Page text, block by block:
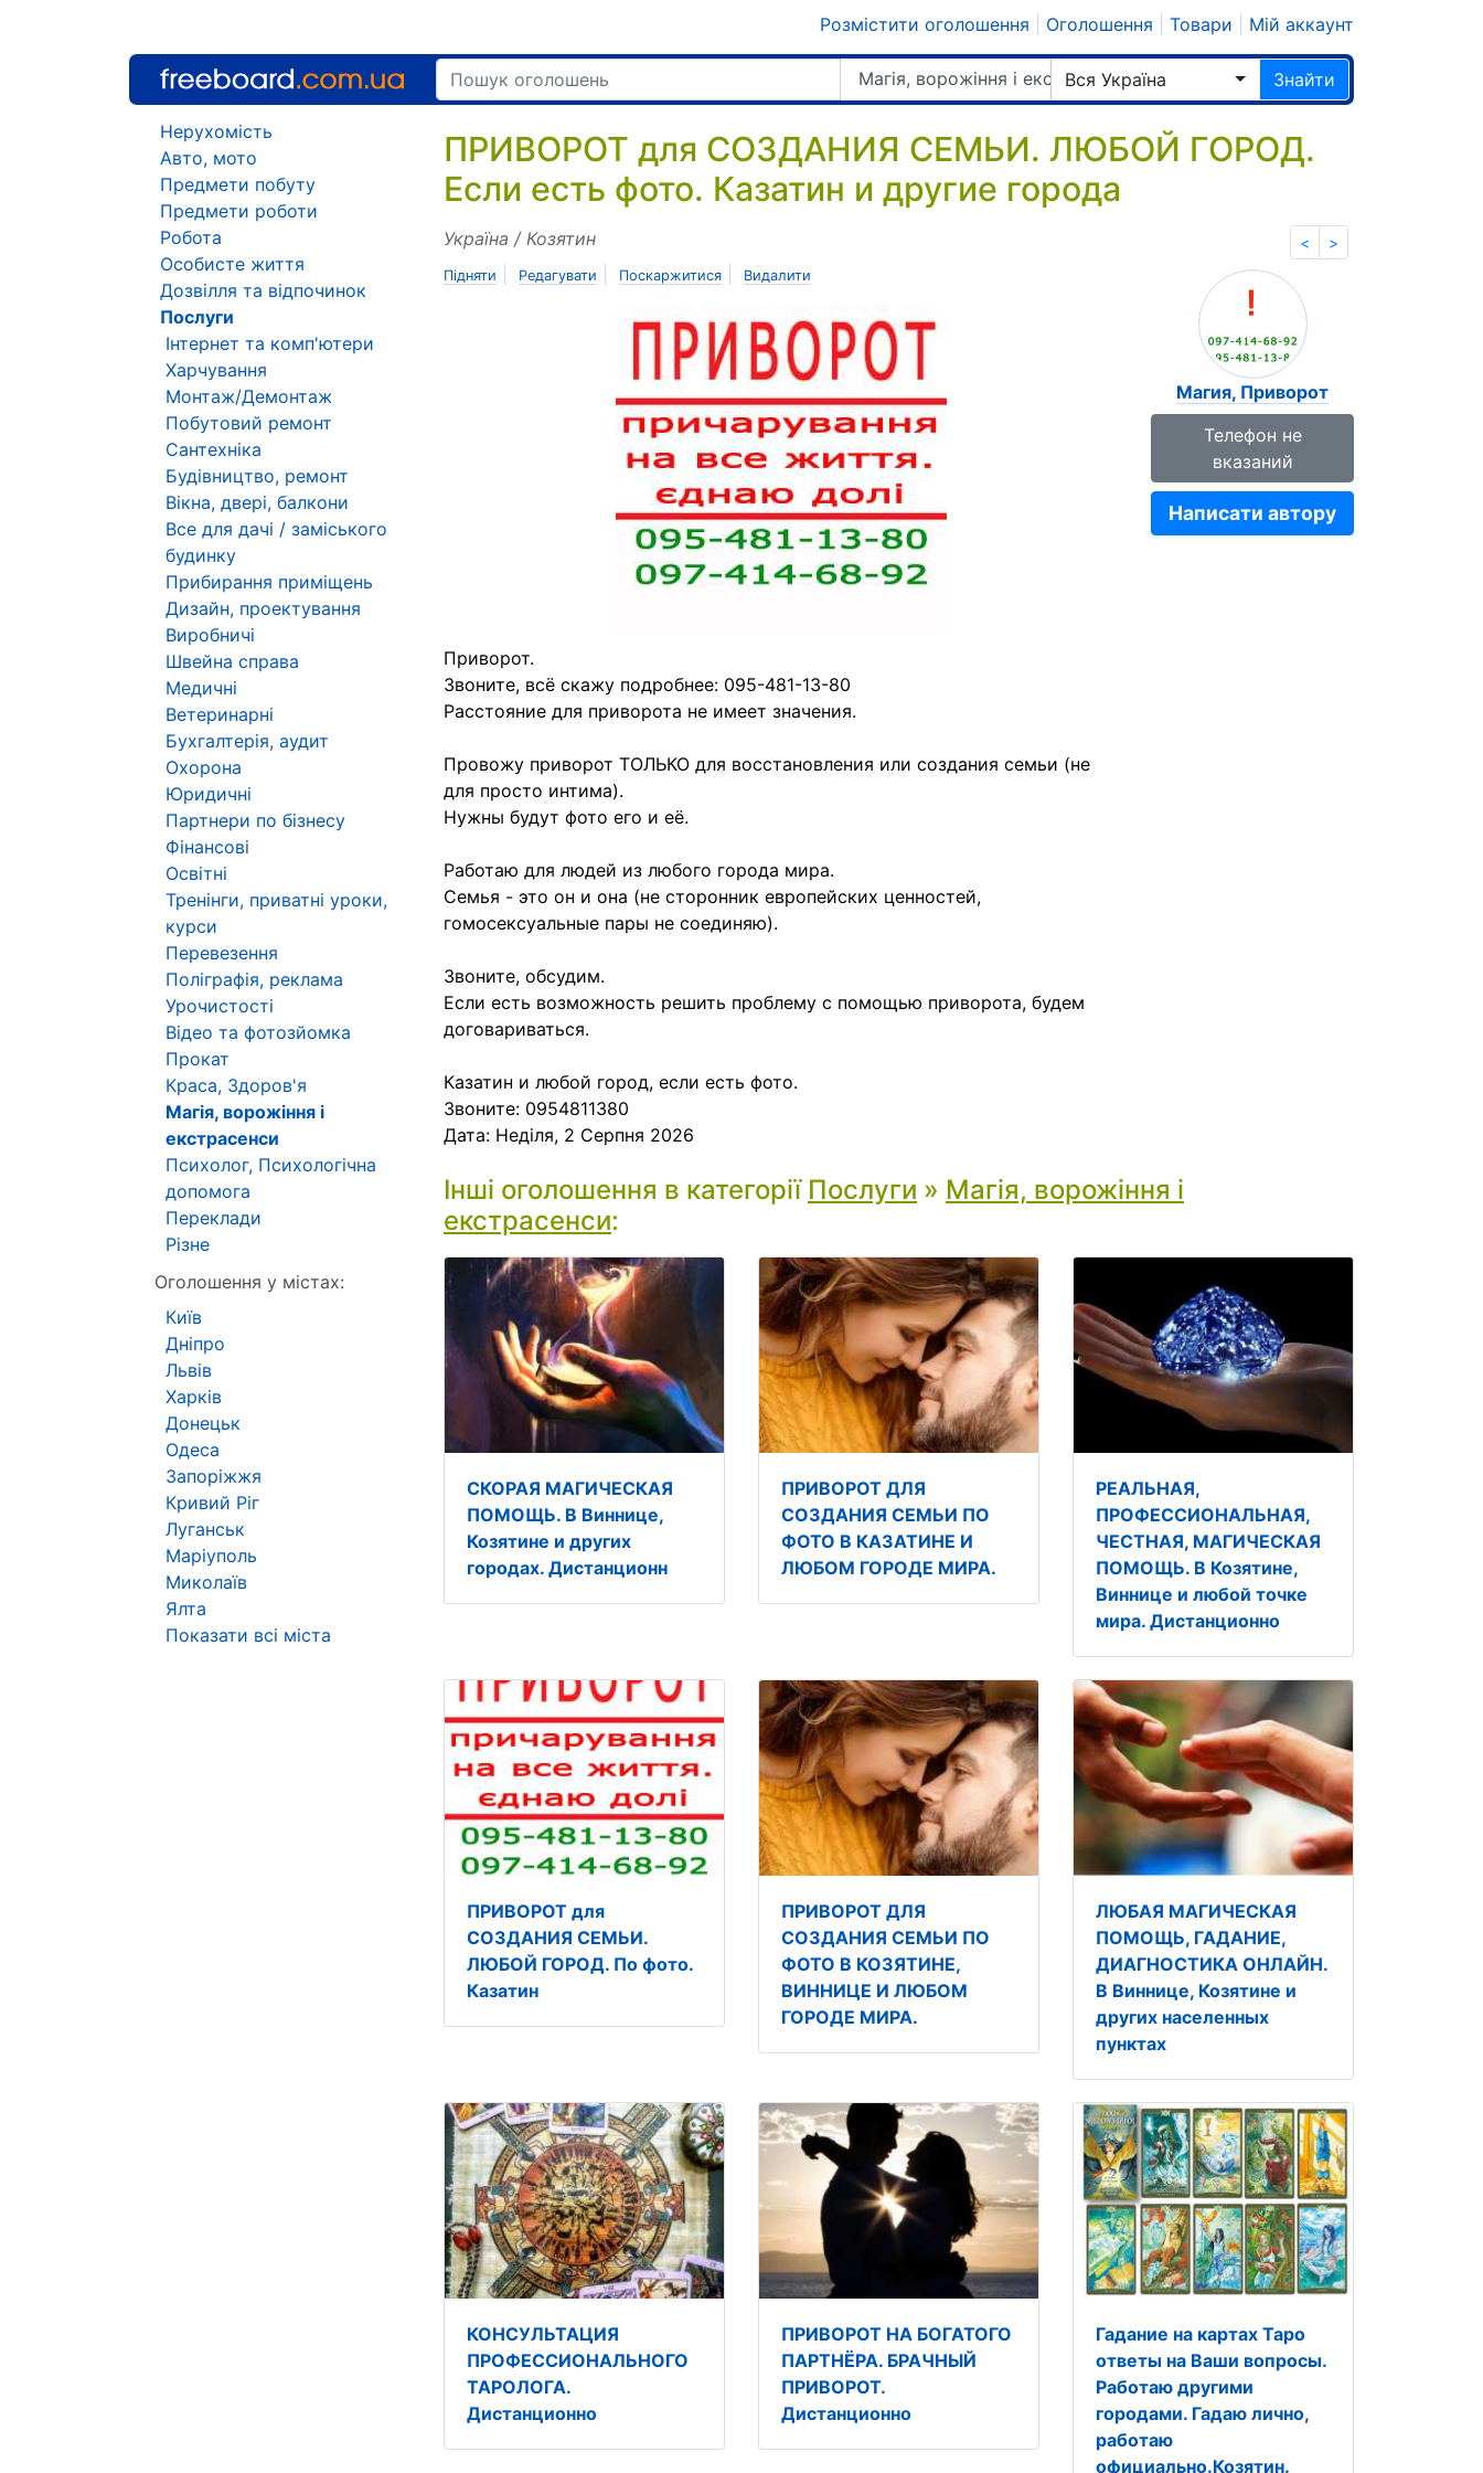
Розмістити оголошення Оголошення Товари Мій аккаунт
Магія, ворожіння і екстрасенси
Вся Україна Знайти
ПРИВОРОТ для СОЗДАНИЯ СЕМЬИ. ЛЮБОЙ ГОРОД.
Если есть фото. Казатин и другие города
< >
Україна / Козятин
Підняти Редагувати Поскаржитися Видалити
Приворот.
Звоните, всё скажу подробнее: 095-481-13-80
Расстояние для приворота не имеет значения.
Провожу приворот ТОЛЬКО для восстановления или создания семьи (не
для просто интима).
Нужны будут фото его и её.
Работаю для людей из любого города мира.
Семья - это он и она (не сторонник европейских ценностей,
гомосексуальные пары не соединяю).
Звоните, обсудим.
Если есть возможность решить проблему с помощью приворота, будем
договариваться.
Казатин и любой город, если есть фото.
Звоните: 0954811380
Дата: Неділя, 2 Серпня 2026
Магия, Приворот
Телефон не
вказаний
Написати автору
Інші оголошення в категорії Послуги » Магія, ворожіння і
екстрасенси:
СКОРАЯ МАГИЧЕСКАЯ
ПОМОЩЬ. В Виннице,
Козятине и других
городах. Дистанционн
ПРИВОРОТ ДЛЯ
СОЗДАНИЯ СЕМЬИ ПО
ФОТО В КАЗАТИНЕ И
ЛЮБОМ ГОРОДЕ МИРА.
РЕАЛЬНАЯ,
ПРОФЕССИОНАЛЬНАЯ,
ЧЕСТНАЯ, МАГИЧЕСКАЯ
ПОМОЩЬ. В Козятине,
Виннице и любой точке
мира. Дистанционно
ПРИВОРОТ для
СОЗДАНИЯ СЕМЬИ.
ЛЮБОЙ ГОРОД. По фото.
Казатин
ПРИВОРОТ ДЛЯ
СОЗДАНИЯ СЕМЬИ ПО
ФОТО В КОЗЯТИНЕ,
ВИННИЦЕ И ЛЮБОМ
ГОРОДЕ МИРА.
ЛЮБАЯ МАГИЧЕСКАЯ
ПОМОЩЬ, ГАДАНИЕ,
ДИАГНОСТИКА ОНЛАЙН.
В Виннице, Козятине и
других населенных
пунктах
КОНСУЛЬТАЦИЯ
ПРОФЕССИОНАЛЬНОГО
ТАРОЛОГА.
Дистанционно
ПРИВОРОТ НА БОГАТОГО
ПАРТНЁРА. БРАЧНЫЙ
ПРИВОРОТ.
Дистанционно
Гадание на картах Таро
ответы на Ваши вопросы.
Работаю другими
городами. Гадаю лично,
работаю
официально.Козятин.
Нерухомість
Авто, мото
Предмети побуту
Предмети роботи
Робота
Особисте життя
Дозвілля та відпочинок
Послуги
Інтернет та комп'ютери
Харчування
Монтаж/Демонтаж
Побутовий ремонт
Сантехніка
Будівництво, ремонт
Вікна, двері, балкони
Все для дачі / заміського
будинку
Прибирання приміщень
Дизайн, проектування
Виробничі
Швейна справа
Медичні
Ветеринарні
Бухгалтерія, аудит
Охорона
Юридичні
Партнери по бізнесу
Фінансові
Освітні
Тренінги, приватні уроки,
курси
Перевезення
Поліграфія, реклама
Урочистості
Відео та фотозйомка
Прокат
Краса, Здоров'я
Магія, ворожіння і
екстрасенси
Психолог, Психологічна
допомога
Переклади
Різне
Оголошення у містах:
Київ
Дніпро
Львів
Харків
Донецьк
Одеса
Запоріжжя
Кривий Ріг
Луганськ
Маріуполь
Миколаїв
Ялта
Показати всі міста